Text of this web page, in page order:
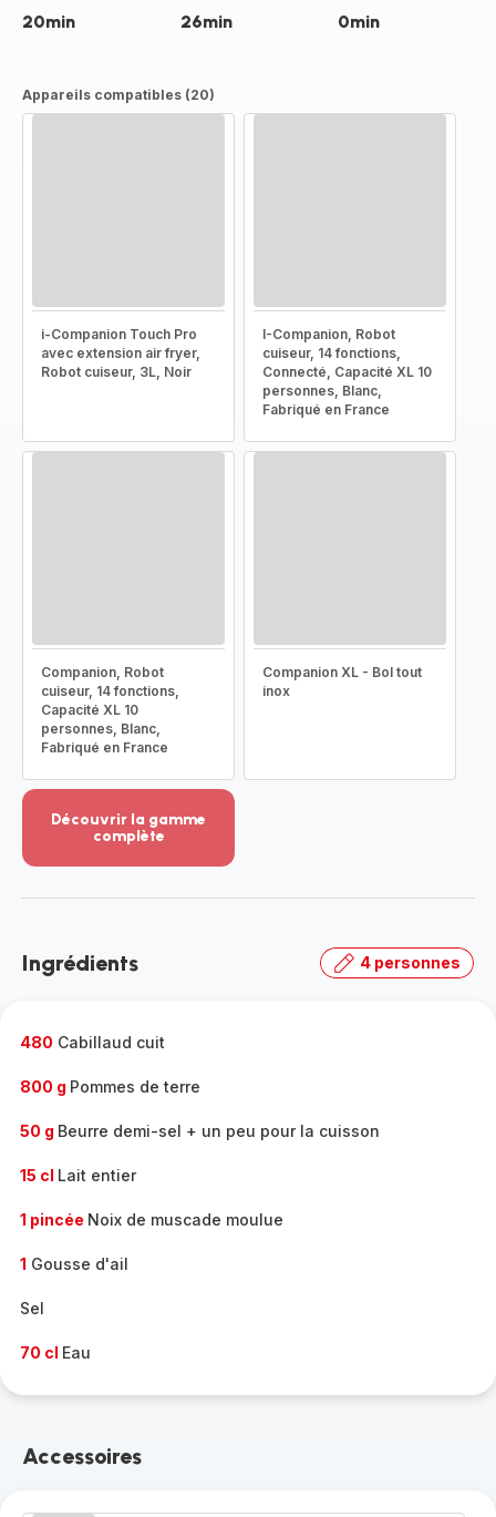
20min 26min 0min
Appareils compatibles (20)
i-Companion Touch Pro
avec extension air fryer,
Robot cuiseur, 3L, Noir
I-Companion, Robot
cuiseur, 14 fonctions,
Connecté, Capacité XL 10
personnes, Blanc,
Fabriqué en France
Companion, Robot
cuiseur, 14 fonctions,
Capacité XL 10
personnes, Blanc,
Fabriqué en France
Companion XL - Bol tout
inox
Découvrir la gamme
complète
-
gamme
Ingrédients 4 personnes
480 Cabillaud cuit
800 g Pommes de terre
50 g Beurre demi-sel + un peu pour la cuisson
15 cl Lait entier
1 pincée Noix de muscade moulue
1 Gousse d'ail
Sel
70 cl Eau
Accessoires